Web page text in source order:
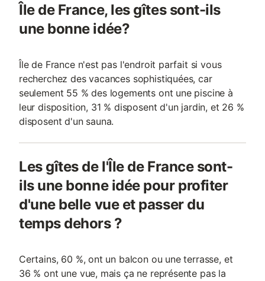
Île de France, les gîtes sont-ils
une bonne idée?
Île de France n'est pas l'endroit parfait si vous
recherchez des vacances sophistiquées, car
seulement 55 % des logements ont une piscine à
leur disposition, 31 % disposent d'un jardin, et 26 %
disposent d'un sauna.
Les gîtes de l'Île de France sont-
ils une bonne idée pour profiter
d'une belle vue et passer du
temps dehors ?
Certains, 60 %, ont un balcon ou une terrasse, et
36 % ont une vue, mais ça ne représente pas la